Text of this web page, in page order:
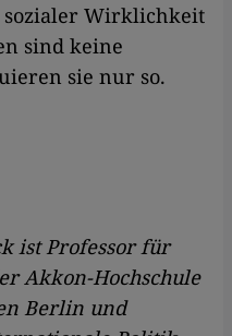
Wirklichkeit
sind keine
sie nur so.
ist Professor für
Akkon-Hochschule
Berlin und